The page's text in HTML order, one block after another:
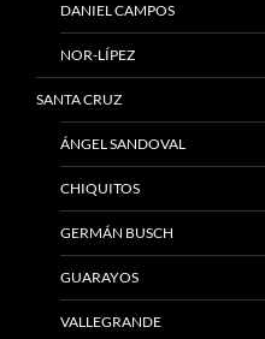
DANIEL CAMPOS
NOR-LÍPEZ
SANTA CRUZ
ÁNGEL SANDOVAL
CHIQUITOS
GERMÁN BUSCH
GUARAYOS
VALLEGRANDE